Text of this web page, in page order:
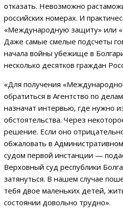
отказать. Невозможно
российских номерах. И
«Международную защиту» или
Даже самые смелые подсчеты
начала войны убежище в
несколько десятков граждан
«Для получения
обратиться в Агентство по
назначат интервью, где нужно
обстоятельства. Через
решение. Если оно
обжаловать в
судом первой инстанции —
Верховный суд республики
затянуться. В нашем случае
тебя двое маленьких детей,
состоянии довольно трудно».